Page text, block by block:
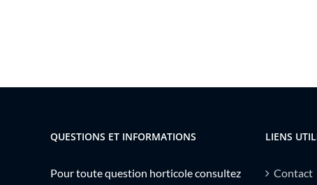
QUESTIONS ET INFORMATIONS
Pour toute question horticole consultez
LIENS
Contact